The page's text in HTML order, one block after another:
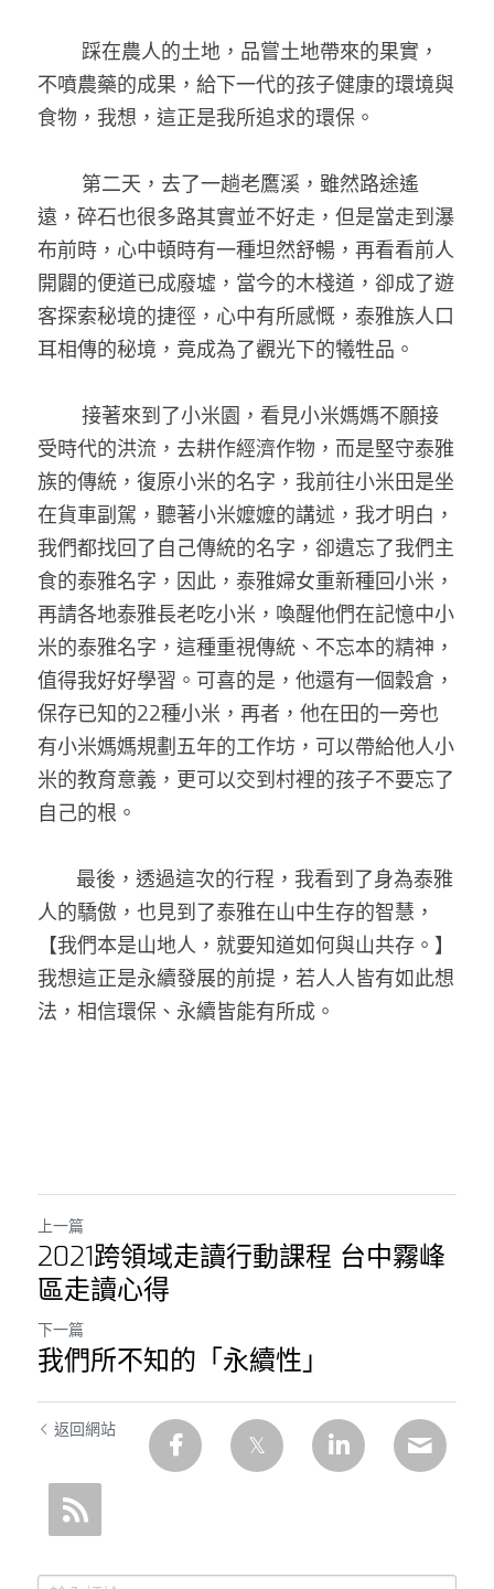
不噴農藥的成果，給下一代的孩子健康的環境與
食物，我想，這正是我所追求的環保。
遠，碎石也很多路其實並不好走，但是當走到瀑
布前時，心中頓時有一種坦然舒暢，再看看前人
開闢的便道已成廢墟，當今的木棧道，卻成了遊
客探索秘境的捷徑，心中有所感慨，泰雅族人口
耳相傳的秘境，竟成為了觀光下的犧牲品。
受時代的洪流，去耕作經濟作物，而是堅守泰雅
族的傳統，復原小米的名字，我前往小米田是坐
在貨車副駕，聽著小米嬤嬤的講述，我才明白，
我們都找回了自己傳統的名字，卻遺忘了我們主
食的泰雅名字，因此，泰雅婦女重新種回小米，
再請各地泰雅長老吃小米，喚醒他們在記憶中小
米的泰雅名字，這種重視傳統、不忘本的精神，
值得我好好學習。可喜的是，他還有一個穀倉，
保存已知的22種小米，再者，他在田的一旁也
有小米媽媽規劃五年的工作坊，可以帶給他人小
米的教育意義，更可以交到村裡的孩子不要忘了
自己的根。
人的驕傲，也見到了泰雅在山中生存的智慧，
【我們本是山地人，就要知道如何與山共存。】
我想這正是永續發展的前提，若人人皆有如此想
法，相信環保、永續皆能有所成。
上一篇
2021跨領域走讀行動課程 台中霧峰
區走讀心得
下一篇
我們所不知的「永續性」
返回網站